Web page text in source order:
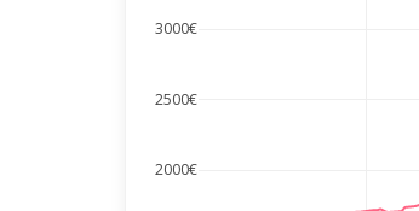
2000€
2500€
3000€